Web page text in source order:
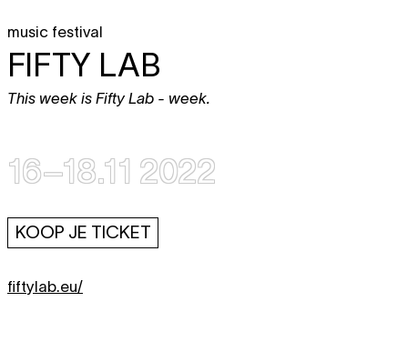
music festival
FIFTY LAB
This week is Fifty Lab - week.
16–18.11 2022
KOOP JE TICKET
fiftylab.eu/